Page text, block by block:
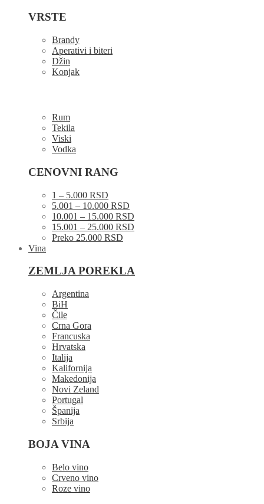
VRSTE
Brandy
Aperativi i biteri
Džin
Konjak
Rum
Tekila
Viski
Vodka
CENOVNI RANG
1 – 5.000 RSD
5.001 – 10.000 RSD
10.001 – 15.000 RSD
15.001 – 25.000 RSD
Preko 25.000 RSD
Vina
ZEMLJA POREKLA
Argentina
BiH
Čile
Crna Gora
Francuska
Hrvatska
Italija
Kalifornija
Makedonija
Novi Zeland
Portugal
Španija
Srbija
BOJA VINA
Belo vino
Crveno vino
Roze vino